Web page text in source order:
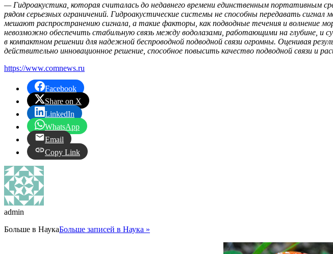
— Гидроакустика, которая считалась до недавнего времени единственным портативным
рядом серьезных ограничений. Гидроакустические системы не способны передавать
мешают распространению сигнала, а такие факторы, как подводные течения и волнение
невозможно обеспечить стабильную связь между водолазами, работающими на глубине,
в компактном решении для надежной беспроводной подводной связи огромны. Оценивая
действительно инновационное решение, способное повысить качество подводной связи и
https://www.comnews.ru
Facebook
Share on X
LinkedIn
WhatsApp
Email
Copy Link
admin
Больше в НаукаБольше записей в Наука »